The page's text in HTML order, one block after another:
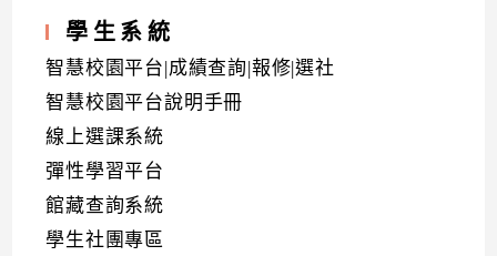
學生系統
智慧校園平台|成績查詢|報修|選社
智慧校園平台說明手冊
線上選課系統
彈性學習平台
館藏查詢系統
學生社團專區